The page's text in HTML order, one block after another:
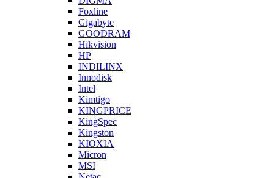
Foxline
Gigabyte
GOODRAM
Hikvision
HP
INDILINX
Innodisk
Intel
Kimtigo
KINGPRICE
KingSpec
Kingston
KIOXIA
Micron
MSI